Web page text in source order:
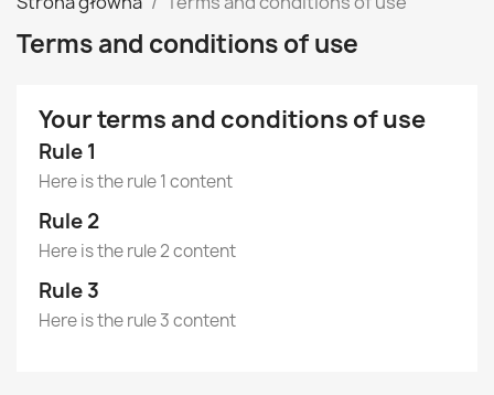
Terms and conditions of use
Your terms and conditions of use
Rule 1
Here is the rule 1 content
Rule 2
Here is the rule 2 content
Rule 3
Here is the rule 3 content